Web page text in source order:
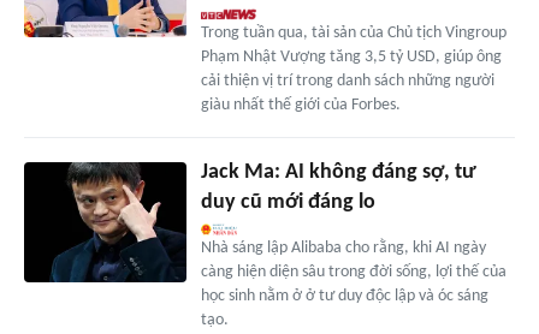
Trong tuần qua, tài sản của Chủ tịch Vingroup
Phạm Nhật Vượng tăng 3,5 tỷ USD, giúp ông
cải thiện vị trí trong danh sách những người
giàu nhất thế giới của Forbes.
Jack Ma: AI không đáng sợ, tư
duy cũ mới đáng lo
Nhà sáng lập Alibaba cho rằng, khi AI ngày
càng hiện diện sâu trong đời sống, lợi thế của
học sinh nằm ở ở tư duy độc lập và óc sáng
tạo.